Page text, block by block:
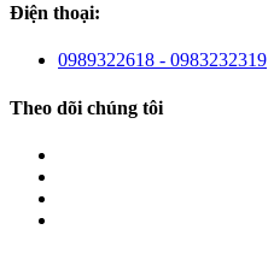
Điện thoại:
0989322618 - 0983232319
Theo dõi chúng tôi